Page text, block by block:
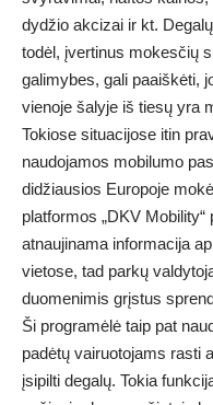
dydžio akcizai ir kt.
todėl, įvertinus mokesčių
galimybes, gali paaiškėti,
vienoje šalyje iš tiesų yra
Tokiose situacijose itin
naudojamos mobilumo
didžiausios Europoje
platformos „DKV
atnaujinama informacija
vietose, tad parkų
duomenimis grįstus
Ši programėlė taip pat
padėtų vairuotojams rasti
įsipilti degalų. Tokia